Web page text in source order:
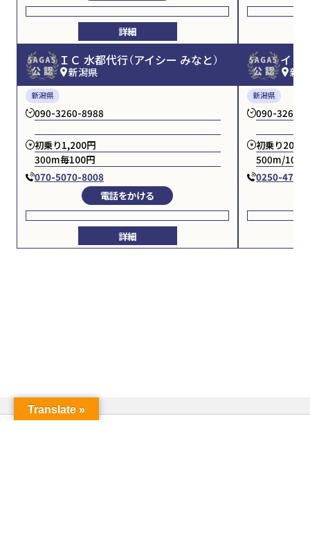
詳細
ＩＣ 水都代行（アイシー みなと）
新潟県
新潟県
090-3260-8988
初乗り1,200円
300m毎100円
070-5070-8008
電話をかける
詳細
イレ
新
新潟県
090-3260-
初乗り2000
500m/100円
0250-47-
Translate »